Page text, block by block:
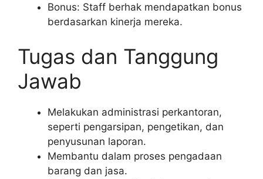
Bonus: Staff berhak mendapatkan bonus
berdasarkan kinerja mereka.
Tugas dan Tanggung
Jawab
Melakukan administrasi perkantoran,
seperti pengarsipan, pengetikan, dan
penyusunan laporan.
Membantu dalam proses pengadaan
barang dan jasa.